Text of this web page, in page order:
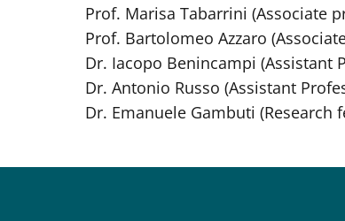
Prof. Marisa Tabarrini (Associate
Prof. Bartolomeo Azzaro
Dr. Iacopo Benincampi (Assistant
Dr. Antonio Russo (Assistant
Dr. Emanuele Gambuti (Research